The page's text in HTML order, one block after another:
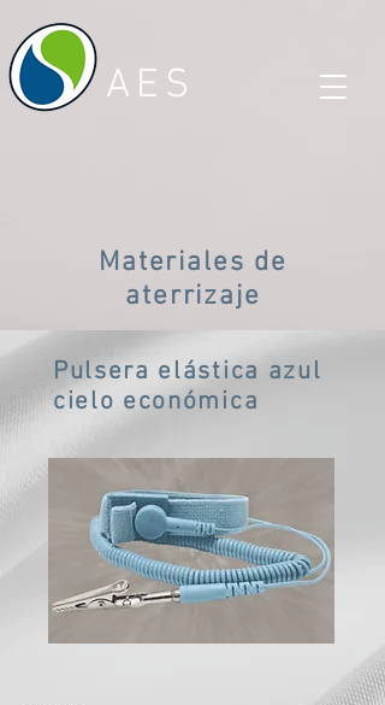
AES
Materiales de
aterrizaje
Pulsera elástica azul
cielo económica